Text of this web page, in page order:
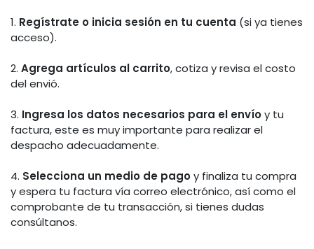
1. Regístrate o inicia sesión en tu cuenta (si ya tienes
acceso).
2. Agrega artículos al carrito, cotiza y revisa el costo
del envió.
3. Ingresa los datos necesarios para el envíoy tu
factura, este es muy importante para realizar el
despacho adecuadamente.
4. Selecciona un medio de pagoy finaliza tu compra
y espera tu factura vía correo electrónico, así como el
comprobante de tu transacción, si tienes dudas
consúltanos.